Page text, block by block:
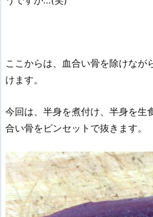
ここからは、血合い骨を除けなが
けます。
今回は、半身を煮付け、半身を生
合い骨をピンセットで抜きます。